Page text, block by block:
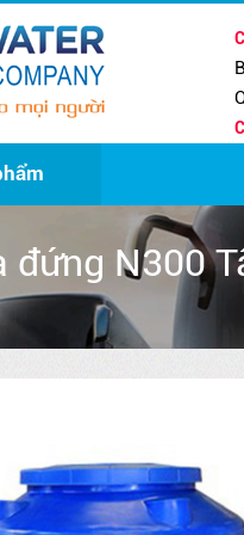
đứng N300